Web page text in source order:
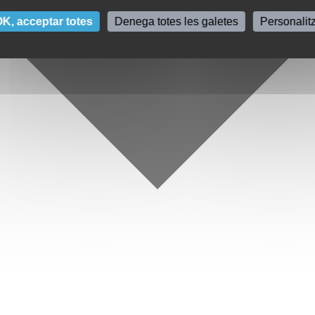
acceptar totes Denega totes les galetes